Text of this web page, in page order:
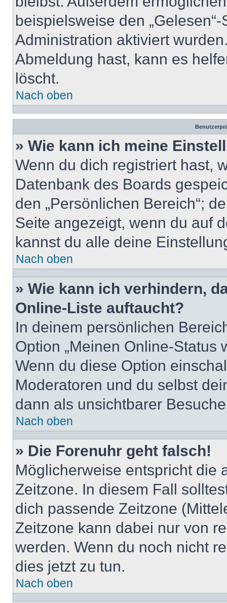
beispielsweise den
Administration aktiviert
Abmeldung hast, kann es
löscht.
Nach oben
» Wie kann ich meine
Wenn du dich registriert hast,
Datenbank des Boards
den „Persönlichen Bereich“;
Seite angezeigt, wenn du auf
kannst du alle deine
Nach oben
» Wie kann ich verhindern,
Online-Liste auftaucht?
In deinem persönlichen
Option „Meinen Online-Status
Wenn du diese Option
Moderatoren und du selbst
dann als unsichtbarer
Nach oben
» Die Forenuhr geht falsch!
Möglicherweise entspricht die
Zeitzone. In diesem Fall
dich passende Zeitzone
Zeitzone kann dabei nur von
werden. Wenn du noch nicht
dies jetzt zu tun.
Nach oben